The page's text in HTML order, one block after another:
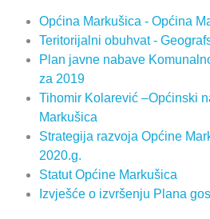
Općina Markušica - Općina
Teritorijalni obuhvat -
Plan javne nabave
za 2019
Tihomir Kolarević –Općinski
Markušica
Strategija razvoja Općine
2020.g.
Statut Općine Markušica
Izvješće o izvršenju Plana